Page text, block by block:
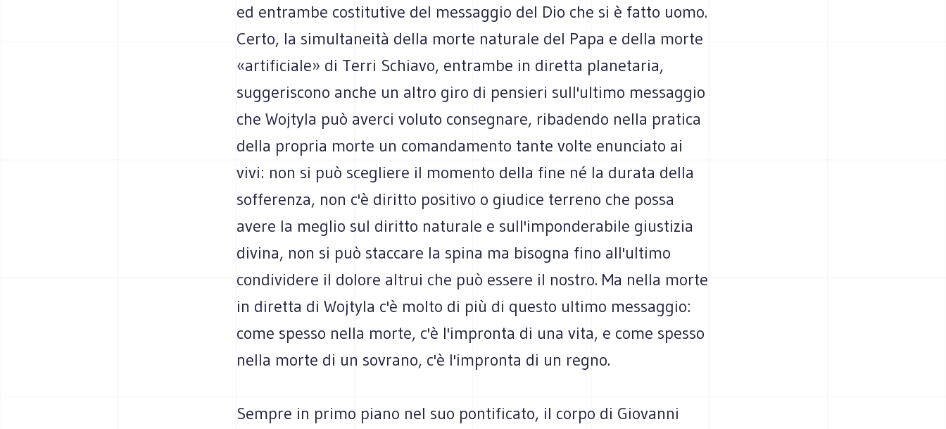
ed entrambe costitutive del messaggio del Dio che si è fatto uomo.
Certo, la simultaneità della morte naturale del Papa e della morte
«artificiale» di Terri Schiavo, entrambe in diretta planetaria,
suggeriscono anche un altro giro di pensieri sull'ultimo messaggio
che Wojtyla può averci voluto consegnare, ribadendo nella pratica
della propria morte un comandamento tante volte enunciato ai
vivi: non si può scegliere il momento della fine né la durata della
sofferenza, non c'è diritto positivo o giudice terreno che possa
avere la meglio sul diritto naturale e sull'imponderabile giustizia
divina, non si può staccare la spina ma bisogna fino all'ultimo
condividere il dolore altrui che può essere il nostro. Ma nella morte
in diretta di Wojtyla c'è molto di più di questo ultimo messaggio:
come spesso nella morte, c'è l'impronta di una vita, e come spesso
nella morte di un sovrano, c'è l'impronta di un regno.
Sempre in primo piano nel suo pontificato, il corpo di Giovanni